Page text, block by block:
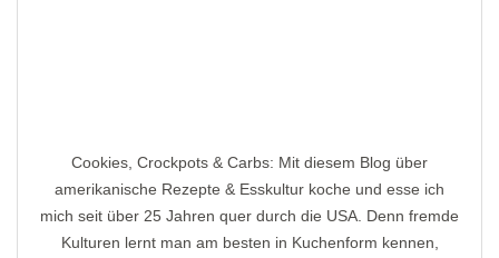
Cookies, Crockpots & Carbs: Mit diesem Blog über
amerikanische Rezepte & Esskultur koche und esse ich
mich seit über 25 Jahren quer durch die USA. Denn fremde
Kulturen lernt man am besten in Kuchenform kennen,